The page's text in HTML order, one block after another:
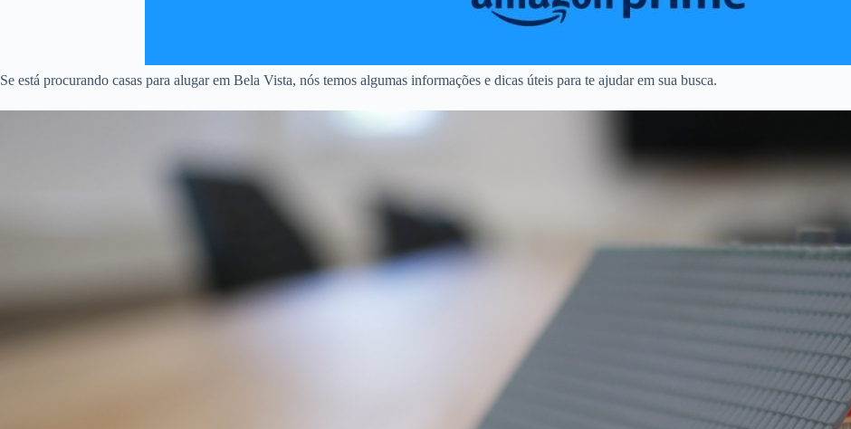
Se está procurando casas para alugar em Bela Vista, nós temos algumas informações e dicas úteis para te ajudar em sua busca.